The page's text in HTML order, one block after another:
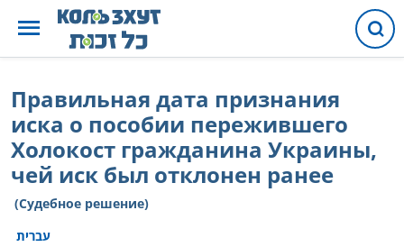
Правильная дата признания
иска о пособии пережившего
Холокост гражданина Украины,
чей иск был отклонен ранее
(Судебное решение)
עברית